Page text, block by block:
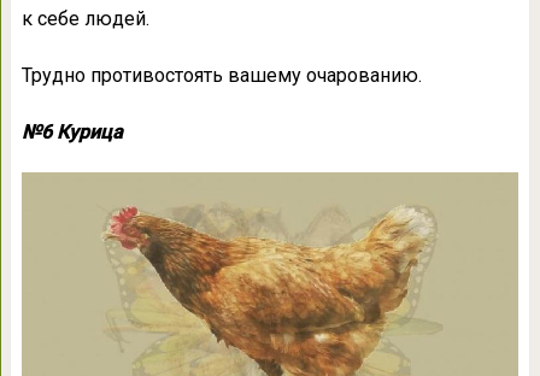
к себе людей.
Трудно противостоять вашему очарованию.
№6 Курица